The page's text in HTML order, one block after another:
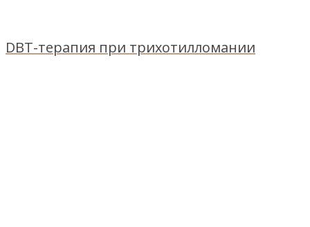
DBT-терапия при трихотилломании